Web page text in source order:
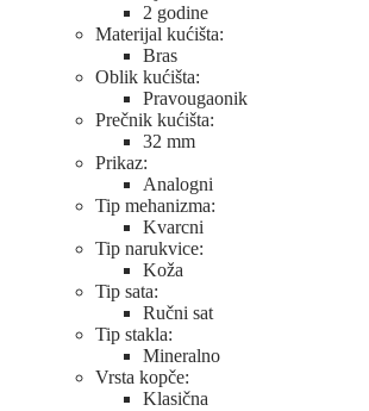
2 godine
Materijal kućišta:
Bras
Oblik kućišta:
Pravougaonik
Prečnik kućišta:
32 mm
Prikaz:
Analogni
Tip mehanizma:
Kvarcni
Tip narukvice:
Koža
Tip sata:
Ručni sat
Tip stakla:
Mineralno
Vrsta kopče:
Klasična